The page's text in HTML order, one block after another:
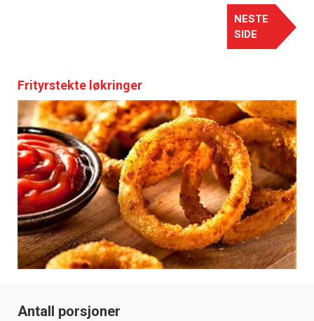
NESTE
SIDE
Frityrstekte løkringer
Antall porsjoner